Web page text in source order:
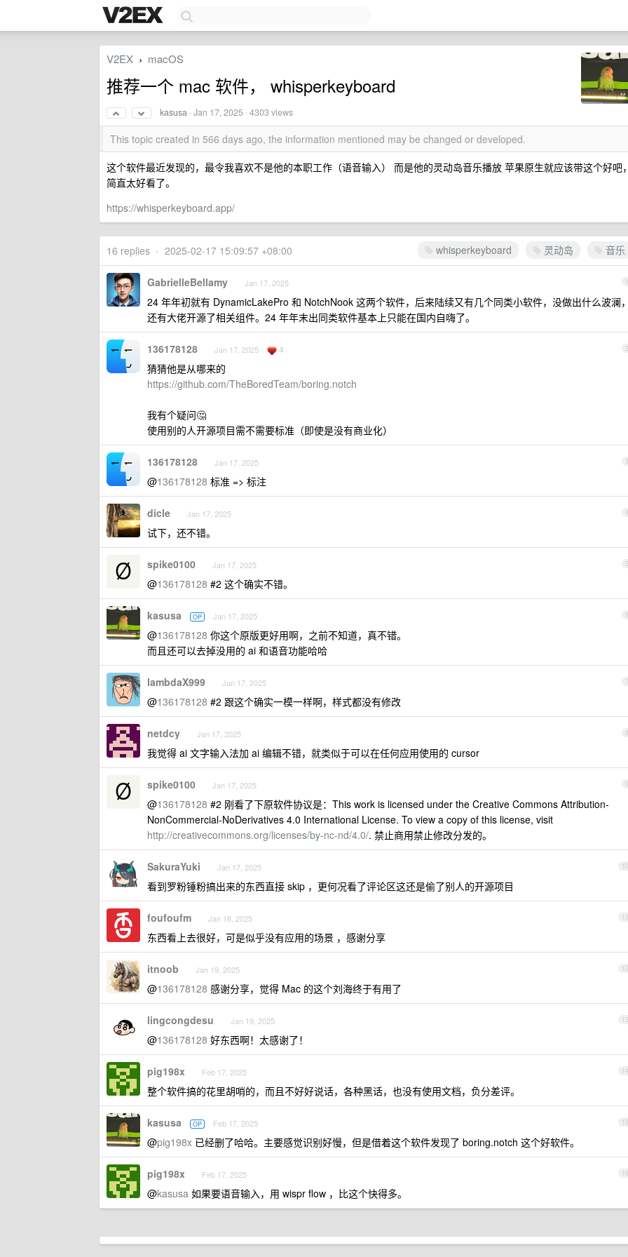
V2EX › macOS
推荐一个 mac 软件， whisperkeyboard
kasusa ·Jan 17, 2025 · 4303 views
This topic created in 566 days ago, the information mentioned may be changed or developed.
这个软件最近发现的，最令我喜欢不是他的本职工作（语音输入） 而是他的灵动岛音乐播放 苹果原生就应该带这个好吧，
简直太好看了。
https://whisperkeyboard.app/
whisperkeyboard 灵动岛 音乐
16 replies • 2025-02-17 15:09:57 +08:00
1
GabrielleBellamy Jan 17, 2025
24 年年初就有 DynamicLakePro 和 NotchNook 这两个软件，后来陆续又有几个同类小软件，没做出什么波澜，
还有大佬开源了相关组件。24 年年末出同类软件基本上只能在国内自嗨了。
2
136178128 Jan 17, 2025 4
猜猜他是从哪来的
https://github.com/TheBoredTeam/boring.notch
我有个疑问🤔
使用别的人开源项目需不需要标准（即使是没有商业化）
3
136178128 Jan 17, 2025
@136178128 标准 => 标注
4
dicle Jan 17, 2025
试下，还不错。
5
spike0100 Jan 17, 2025
@136178128 #2 这个确实不错。
6
kasusa OP Jan 17, 2025
@136178128 你这个原版更好用啊，之前不知道，真不错。
而且还可以去掉没用的 ai 和语音功能哈哈
7
lambdaX999 Jan 17, 2025
@136178128 #2 跟这个确实一模一样啊，样式都没有修改
8
netdcy Jan 17, 2025
我觉得 ai 文字输入法加 ai 编辑不错，就类似于可以在任何应用使用的 cursor
9
spike0100 Jan 17, 2025
@136178128 #2 刚看了下原软件协议是：This work is licensed under the Creative Commons Attribution-
NonCommercial-NoDerivatives 4.0 International License. To view a copy of this license, visit
http://creativecommons.org/licenses/by-nc-nd/4.0/. 禁止商用禁止修改分发的。
10
SakuraYuki Jan 17, 2025
看到罗粉锤粉搞出来的东西直接 skip ，更何况看了评论区这还是偷了别人的开源项目
11
foufoufm Jan 18, 2025
东西看上去很好，可是似乎没有应用的场景 ，感谢分享
12
itnoob Jan 19, 2025
@136178128 感谢分享，觉得 Mac 的这个刘海终于有用了
13
lingcongdesu Jan 19, 2025
@136178128 好东西啊！太感谢了！
14
pig198x Feb 17, 2025
整个软件搞的花里胡哨的，而且不好好说话，各种黑话，也没有使用文档，负分差评。
15
kasusa OP Feb 17, 2025
@pig198x 已经删了哈哈。主要感觉识别好慢，但是借着这个软件发现了 boring.notch 这个好软件。
16
pig198x Feb 17, 2025
@kasusa 如果要语音输入，用 wispr flow ，比这个快得多。